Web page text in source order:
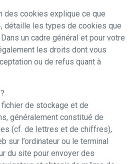
des cookies explique ce que
détaille les types de cookies que
un cadre général et pour votre
les droits dont vous
ou de refus quant à
de stockage et de
généralement constitué de
(cf. de lettres et de chiffres),
sur l’ordinateur ou le terminal
du site pour envoyer des